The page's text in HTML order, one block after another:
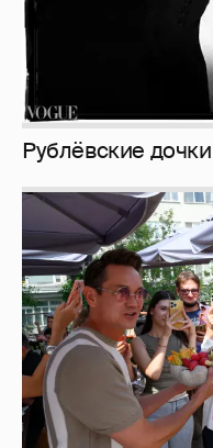
Анастасия
Оксана
фестиваля
рассматриваем